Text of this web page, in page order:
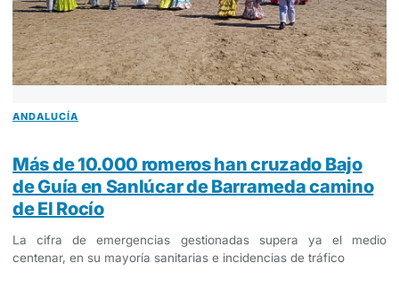
ANDALUCÍA
Más de 10.000 romeros han cruzado Bajo
de Guía en Sanlúcar de Barrameda camino
de El Rocío
La cifra de emergencias gestionadas supera ya el medio
centenar, en su mayoría sanitarias e incidencias de tráfico